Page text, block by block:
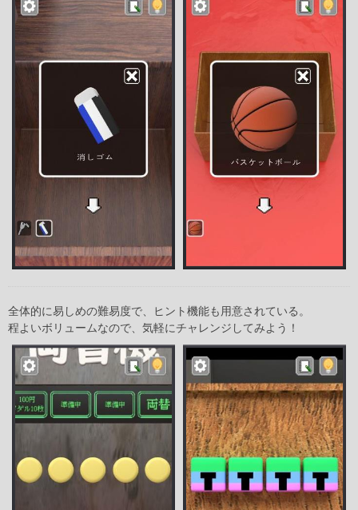
全体的に易しめの難易度で、ヒント機能も用意されている。
程よいボリュームなので、気軽にチャレンジしてみよう！